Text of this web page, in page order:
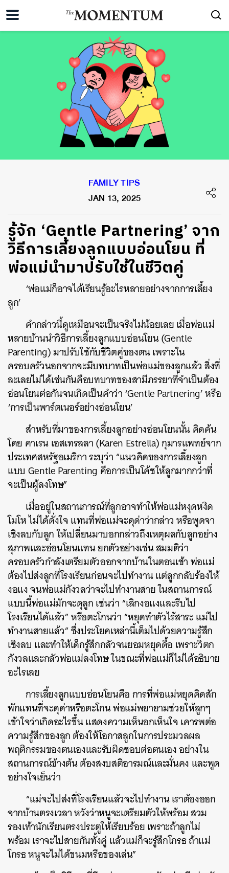
FAMILY TIPS
JAN 13, 2025
รู้จัก ‘Gentle Partnering’ จาก
วิธีการเลี้ยงลูกแบบอ่อนโยน ที่
พ่อแม่นำมาปรับใช้ในชีวิตคู่
‘พ่อแม่ก็อาจได้เรียนรู้อะไรหลายอย่างจากการเลี้ยง
ลูก’
คำกล่าวนี้ดูเหมือนจะเป็นจริงไม่น้อยเลย เมื่อพ่อแม่
หลายบ้านนำวิธีการเลี้ยงลูกแบบอ่อนโยน (Gentle
Parenting) มาปรับใช้กับชีวิตคู่ของตน เพราะใน
ครอบครัวนอกจากจะมีบทบาทเป็นพ่อแม่ของลูกแล้ว สิ่งที่
ละเลยไม่ได้เช่นกันคือบทบาทของสามีภรรยาที่จำเป็นต้อง
อ่อนโยนต่อกันจนเกิดเป็นคำว่า ‘Gentle Partnering’ หรือ
‘การเป็นพาร์ตเนอร์อย่างอ่อนโยน’
สำหรับที่มาของการเลี้ยงลูกอย่างอ่อนโยนนั้น คิดค้น
โดย คาเรน เอสเทรลลา (Karen Estrella) กุมารแพทย์จาก
ประเทศสหรัฐอเมริกา ระบุว่า “แนวคิดของการเลี้ยงลูก
แบบ Gentle Parenting คือการเป็นโค้ชให้ลูกมากกว่าที่
จะเป็นผู้ลงโทษ”
เมื่ออยู่ในสถานการณ์ที่ลูกอาจทำให้พ่อแม่หงุดหงิด
โมโห ไม่ได้ดั่งใจ แทนที่พ่อแม่จะดุด่าว่ากล่าว หรือพูดจา
เชิงลบกับลูก ให้เปลี่ยนมาบอกกล่าวถึงเหตุผลกับลูกอย่าง
สุภาพและอ่อนโยนแทน ยกตัวอย่างเช่น สมมติว่า
ครอบครัวกำลังเตรียมตัวออกจากบ้านในตอนเช้า พ่อแม่
ต้องไปส่งลูกที่โรงเรียนก่อนจะไปทำงาน แต่ลูกกลับร้องไห้
งอแง จนพ่อแม่กังวลว่าจะไปทำงานสาย ในสถานการณ์
แบบนี้พ่อแม่มักจะดุลูก เช่นว่า “เลิกงอแงและรีบไป
โรงเรียนได้แล้ว” หรือตะโกนว่า “หยุดทำตัวไร้สาระ แม่ไป
ทำงานสายแล้ว” ซึ่งประโยคเหล่านี้เต็มไปด้วยความรู้สึก
เชิงลบ และทำให้เด็กรู้สึกกลัวจนยอมหยุดดื้อ เพราะวิตก
กังวลและกลัวพ่อแม่ลงโทษ ในขณะที่พ่อแม่ก็ไม่ได้อธิบาย
อะไรเลย
การเลี้ยงลูกแบบอ่อนโยนคือ การที่พ่อแม่หยุดคิดสัก
พักแทนที่จะดุด่าหรือตะโกน พ่อแม่พยายามช่วยให้ลูกๆ
เข้าใจว่าเกิดอะไรขึ้น แสดงความเห็นอกเห็นใจ เคารพต่อ
ความรู้สึกของลูก ต้องให้โอกาสลูกในการประมวลผล
พฤติกรรมของตนเองและรับผิดชอบต่อตนเอง อย่างใน
สถานการณ์ข้างต้น ต้องสงบสติอารมณ์และมั่นคง และพูด
อย่างใจเย็นว่า
“แม่จะไปส่งที่โรงเรียนแล้วจะไปทำงาน เราต้องออก
จากบ้านตรงเวลา หวังว่าหนูจะเตรียมตัวให้พร้อม สวม
รองเท้านักเรียนตรงประตูให้เรียบร้อย เพราะถ้าลูกไม่
พร้อม เราจะไปสายกันทั้งคู่ แล้วแม่ก็จะรู้สึกโกรธ ถ้าแม่
โกรธ หนูจะไม่ได้ขนมหรือของเล่น”